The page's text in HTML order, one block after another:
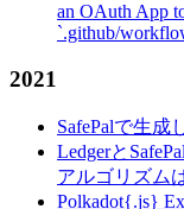
an OAuth App
`.github/
2021
SafePalで生成
Ledgerと
アルゴリズム
Polkadot{.js}